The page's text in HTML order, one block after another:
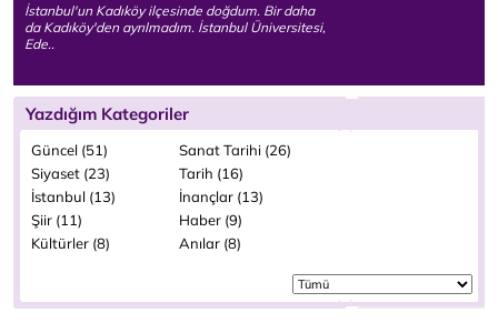
İstanbul'un Kadıköy ilçesinde doğdum. Bir daha
da Kadıköy'den ayrılmadım. İstanbul Üniversitesi,
Ede..
Yazdığım Kategoriler
Güncel (51)
Sanat Tarihi (26)
Siyaset (23)
Tarih (16)
İstanbul (13)
İnançlar (13)
Şiir (11)
Haber (9)
Kültürler (8)
Anılar (8)